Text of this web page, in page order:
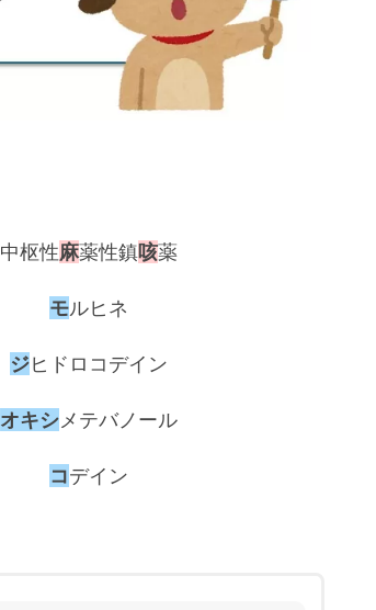
中枢性麻薬性鎮咳薬
モルヒネ
ジヒドロコデイン
オキシメテバノール
コデイン